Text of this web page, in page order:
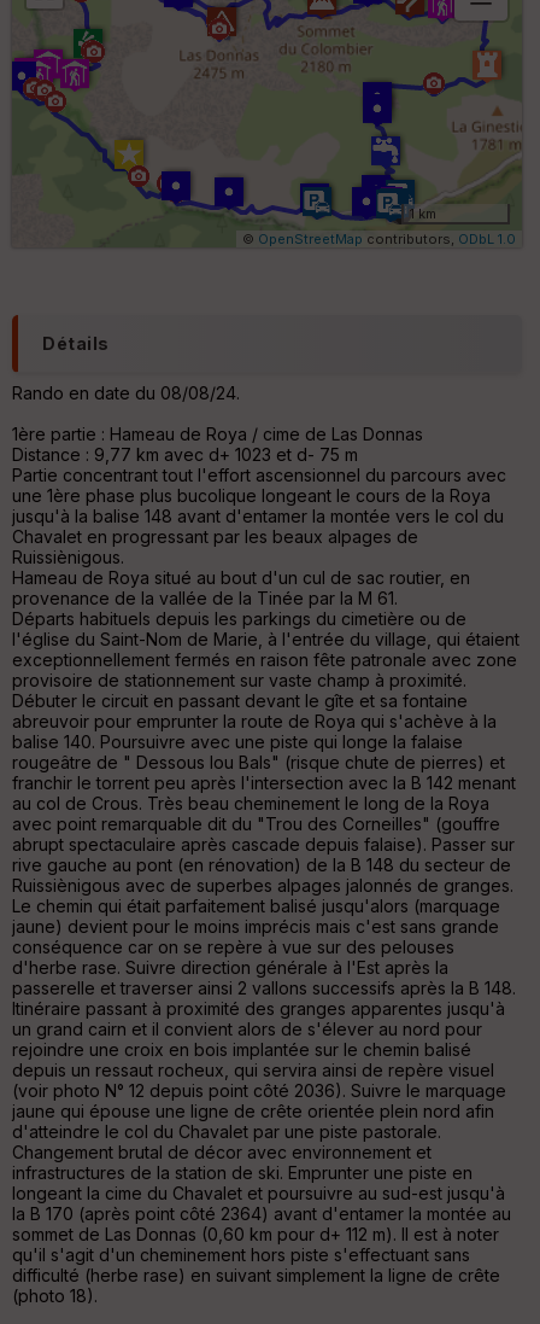
B
or
n
e
ki
lo
m
ét
q
IG
N
d
é
p
t
ar
ri
v
é
e
Fil
tr
e
OI
ou
le
ur
Ep
ss
1 km
© OpenStreetMap contributors, ODbL 1.0
Détails
Rando en date du 08/08/24.
1ère partie : Hameau de Roya / cime de Las Donnas
Distance : 9,77 km avec d+ 1023 et d- 75 m
Partie concentrant tout l'effort ascensionnel du parcours avec
une 1ère phase plus bucolique longeant le cours de la Roya
jusqu'à la balise 148 avant d'entamer la montée vers le col du
Chavalet en progressant par les beaux alpages de
Ruissiènigous.
Hameau de Roya situé au bout d'un cul de sac routier, en
provenance de la vallée de la Tinée par la M 61.
Départs habituels depuis les parkings du cimetière ou de
l'église du Saint-Nom de Marie, à l'entrée du village, qui étaient
exceptionnellement fermés en raison fête patronale avec zone
provisoire de stationnement sur vaste champ à proximité.
Débuter le circuit en passant devant le gîte et sa fontaine
abreuvoir pour emprunter la route de Roya qui s'achève à la
balise 140. Poursuivre avec une piste qui longe la falaise
rougeâtre de " Dessous lou Bals" (risque chute de pierres) et
franchir le torrent peu après l'intersection avec la B 142 menant
au col de Crous. Très beau cheminement le long de la Roya
avec point remarquable dit du "Trou des Corneilles" (gouffre
abrupt spectaculaire après cascade depuis falaise). Passer sur
rive gauche au pont (en rénovation) de la B 148 du secteur de
Ruissiènigous avec de superbes alpages jalonnés de granges.
Le chemin qui était parfaitement balisé jusqu'alors (marquage
jaune) devient pour le moins imprécis mais c'est sans grande
conséquence car on se repère à vue sur des pelouses
d'herbe rase. Suivre direction générale à l'Est après la
passerelle et traverser ainsi 2 vallons successifs après la B 148.
Itinéraire passant à proximité des granges apparentes jusqu'à
un grand cairn et il convient alors de s'élever au nord pour
rejoindre une croix en bois implantée sur le chemin balisé
depuis un ressaut rocheux, qui servira ainsi de repère visuel
(voir photo N° 12 depuis point côté 2036). Suivre le marquage
jaune qui épouse une ligne de crête orientée plein nord afin
d'atteindre le col du Chavalet par une piste pastorale.
Changement brutal de décor avec environnement et
infrastructures de la station de ski. Emprunter une piste en
longeant la cime du Chavalet et poursuivre au sud-est jusqu'à
la B 170 (après point côté 2364) avant d'entamer la montée au
sommet de Las Donnas (0,60 km pour d+ 112 m). Il est à noter
qu'il s'agit d'un cheminement hors piste s'effectuant sans
difficulté (herbe rase) en suivant simplement la ligne de crête
(photo 18).